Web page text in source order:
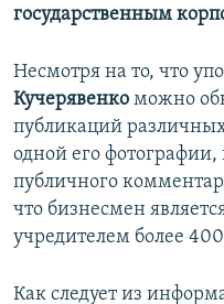
государственным
Несмотря на то, что
Кучерявенко можно
публикаций
одной его
публичного
что бизнесмен
учредителем более
Как следует из